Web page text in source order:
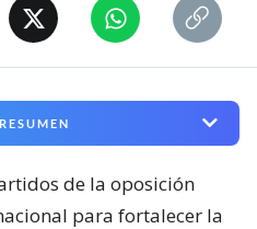
de la oposición
para fortalecer la